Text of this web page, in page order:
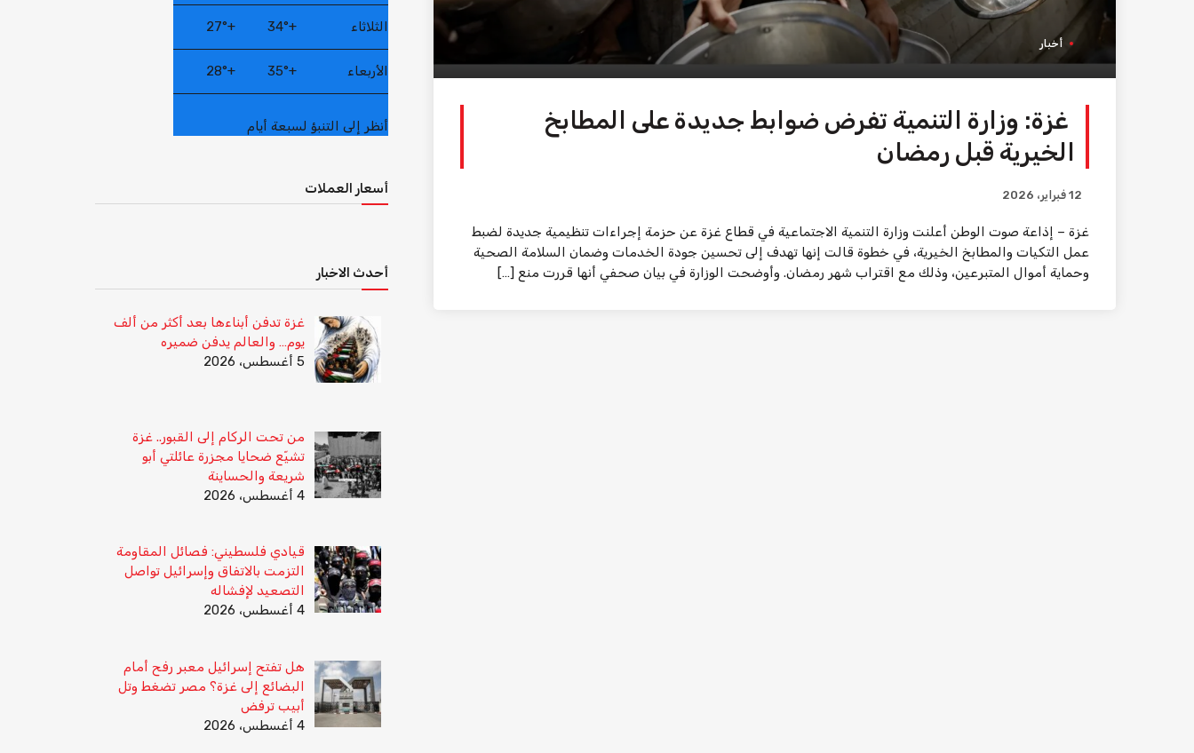
أخبار
غزة: وزارة التنمية تفرض ضوابط جديدة على المطابخ
الخيرية قبل رمضان
12 فبراير، 2026
غزة – إذاعة صوت الوطن أعلنت وزارة التنمية الاجتماعية في قطاع غزة عن حزمة إجراءات تنظيمية جديدة لضبط
عمل التكيات والمطابخ الخيرية، في خطوة قالت إنها تهدف إلى تحسين جودة الخدمات وضمان السلامة الصحية
وحماية أموال المتبرعين، وذلك مع اقتراب شهر رمضان. وأوضحت الوزارة في بيان صحفي أنها قررت منع […]
الثلاثاء +
34°
+
27°
الأربعاء +
35°
+
28°
أنظر إلى التنبؤ لسبعة أيام
أسعار العملات
أحدث الاخبار
غزة تدفن أبناءها بعد أكثر من ألف
يوم… والعالم يدفن ضميره
5 أغسطس، 2026
من تحت الركام إلى القبور.. غزة
تشيّع ضحايا مجزرة عائلتي أبو
شريعة والحساينة
4 أغسطس، 2026
قيادي فلسطيني: فصائل المقاومة
التزمت بالاتفاق وإسرائيل تواصل
التصعيد لإفشاله
4 أغسطس، 2026
هل تفتح إسرائيل معبر رفح أمام
البضائع إلى غزة؟ مصر تضغط وتل
أبيب ترفض
4 أغسطس، 2026